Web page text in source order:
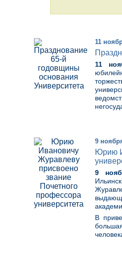
11
11
9
Юрию
9
В